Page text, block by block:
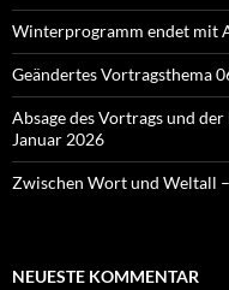
Winterprogramm endet mit
Geändertes Vortragsthema
Absage des Vortrags und
Januar 2026
Zwischen Wort und Weltall
NEUESTE KOMMENTAR